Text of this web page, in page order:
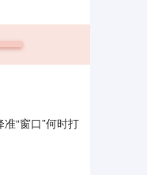
“窗口”何时打